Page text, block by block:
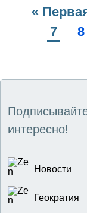
объединений,
Нумерация
страниц
Первая
страница
«
7 8
интересно!
Новости
Геократия